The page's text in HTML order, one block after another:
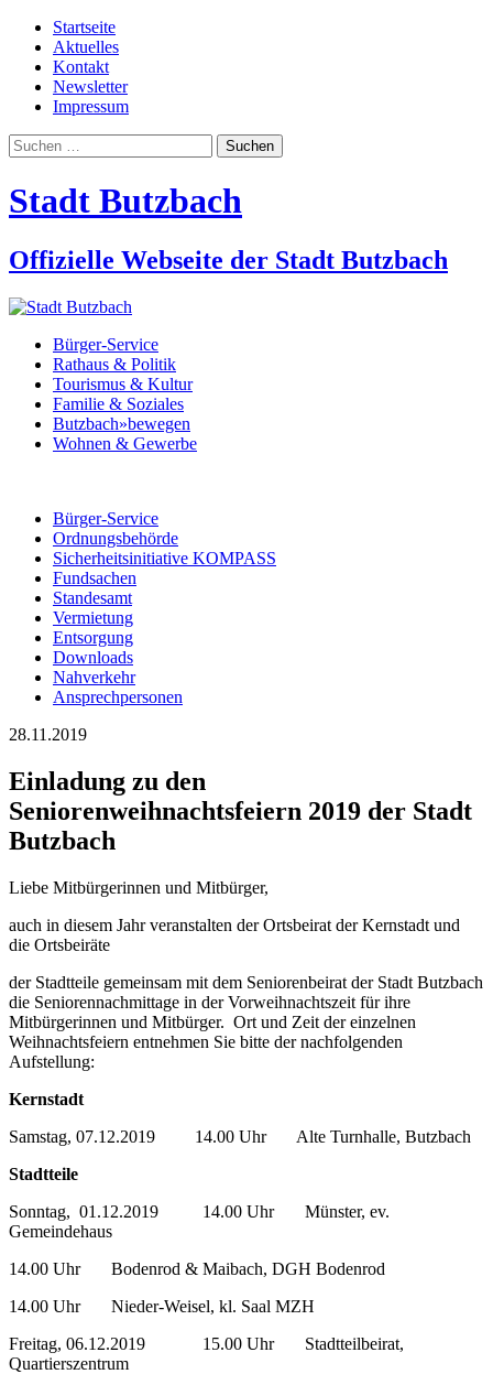
Startseite
Aktuelles
Kontakt
Newsletter
Impressum
Suchen
nach:
Stadt Butzbach
Offizielle Webseite der Stadt Butzbach
Bürger-Service
Rathaus & Politik
Tourismus & Kultur
Familie & Soziales
Butzbach»bewegen
Wohnen & Gewerbe
Bürger-Service
Ordnungsbehörde
Sicherheitsinitiative KOMPASS
Fundsachen
Standesamt
Vermietung
Entsorgung
Downloads
Nahverkehr
Ansprechpersonen
28.11.2019
Einladung zu den
Seniorenweihnachtsfeiern 2019 der Stadt
Butzbach
Liebe Mitbürgerinnen und Mitbürger,
auch in diesem Jahr veranstalten der Ortsbeirat der Kernstadt und
die Ortsbeiräte
der Stadtteile gemeinsam mit dem Seniorenbeirat der Stadt Butzbach
die Seniorennachmittage in der Vorweihnachtszeit für ihre
Mitbürgerinnen und Mitbürger. Ort und Zeit der einzelnen
Weihnachtsfeiern entnehmen Sie bitte der nachfolgenden
Aufstellung:
Kernstadt
Samstag, 07.12.2019 14.00 Uhr Alte Turnhalle, Butzbach
Stadtteile
Sonntag, 01.12.2019 14.00 Uhr Münster, ev.
Gemeindehaus
14.00 Uhr Bodenrod & Maibach, DGH Bodenrod
14.00 Uhr Nieder-Weisel, kl. Saal MZH
Freitag, 06.12.2019 15.00 Uhr Stadtteilbeirat,
Quartierszentrum